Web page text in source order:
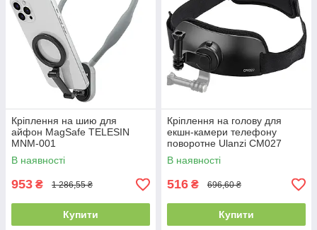
Кріплення на шию для
айфон MagSafe TELESIN
MNM-001
В наявності
953 ₴ 1 286,55 ₴
Купити
Кріплення на голову для
екшн-камери телефону
поворотне Ulanzi CM027
В наявності
516 ₴ 696,60 ₴
Купити